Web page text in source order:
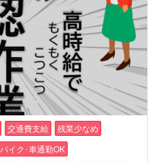
交通費支給
残業少なめ
バイク･車通勤OK